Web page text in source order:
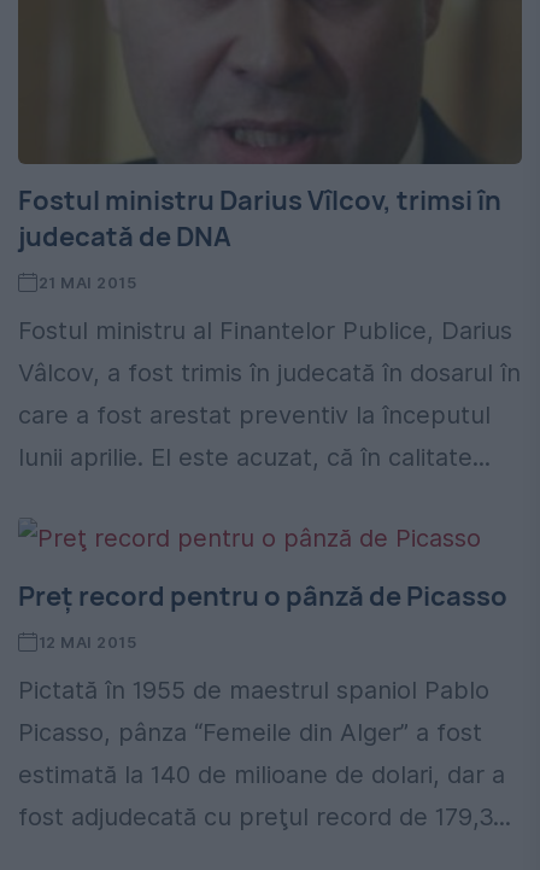
Fostul ministru Darius Vîlcov, trimsi în
judecată de DNA
21 MAI 2015
Fostul ministru al Finantelor Publice, Darius
Vâlcov, a fost trimis în judecată în dosarul în
care a fost arestat preventiv la începutul
lunii aprilie. El este acuzat, că în calitate...
Preţ record pentru o pânză de Picasso
12 MAI 2015
Pictată în 1955 de maestrul spaniol Pablo
Picasso, pânza “Femeile din Alger” a fost
estimată la 140 de milioane de dolari, dar a
fost adjudecată cu preţul record de 179,3...